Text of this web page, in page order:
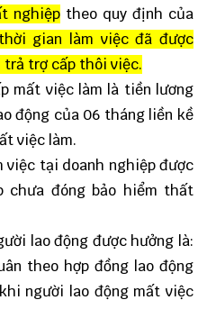
nghiệptheo quy định của
thời gian làm việc đã được
trả trợ cấp thôi việc.
mất việc làm là tiền lương
động của 06 tháng liền kề
việc làm.
việc tại doanh nghiệp được
chưa đóng bảo hiểm thất
lao động được hưởng là:
theo hợp đồng lao động
người lao động mất việc